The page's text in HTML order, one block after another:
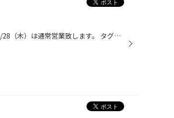
本日、11/27（水）は定休日となります。明日11/28（木）は通常営業致します。 タグ：熊谷 行田 鴻巣 タイヤ オイル バッテリーなど